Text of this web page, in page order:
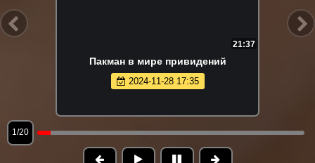
21:37
Пакман в мире привидений
2024-11-28 17:35
1/20